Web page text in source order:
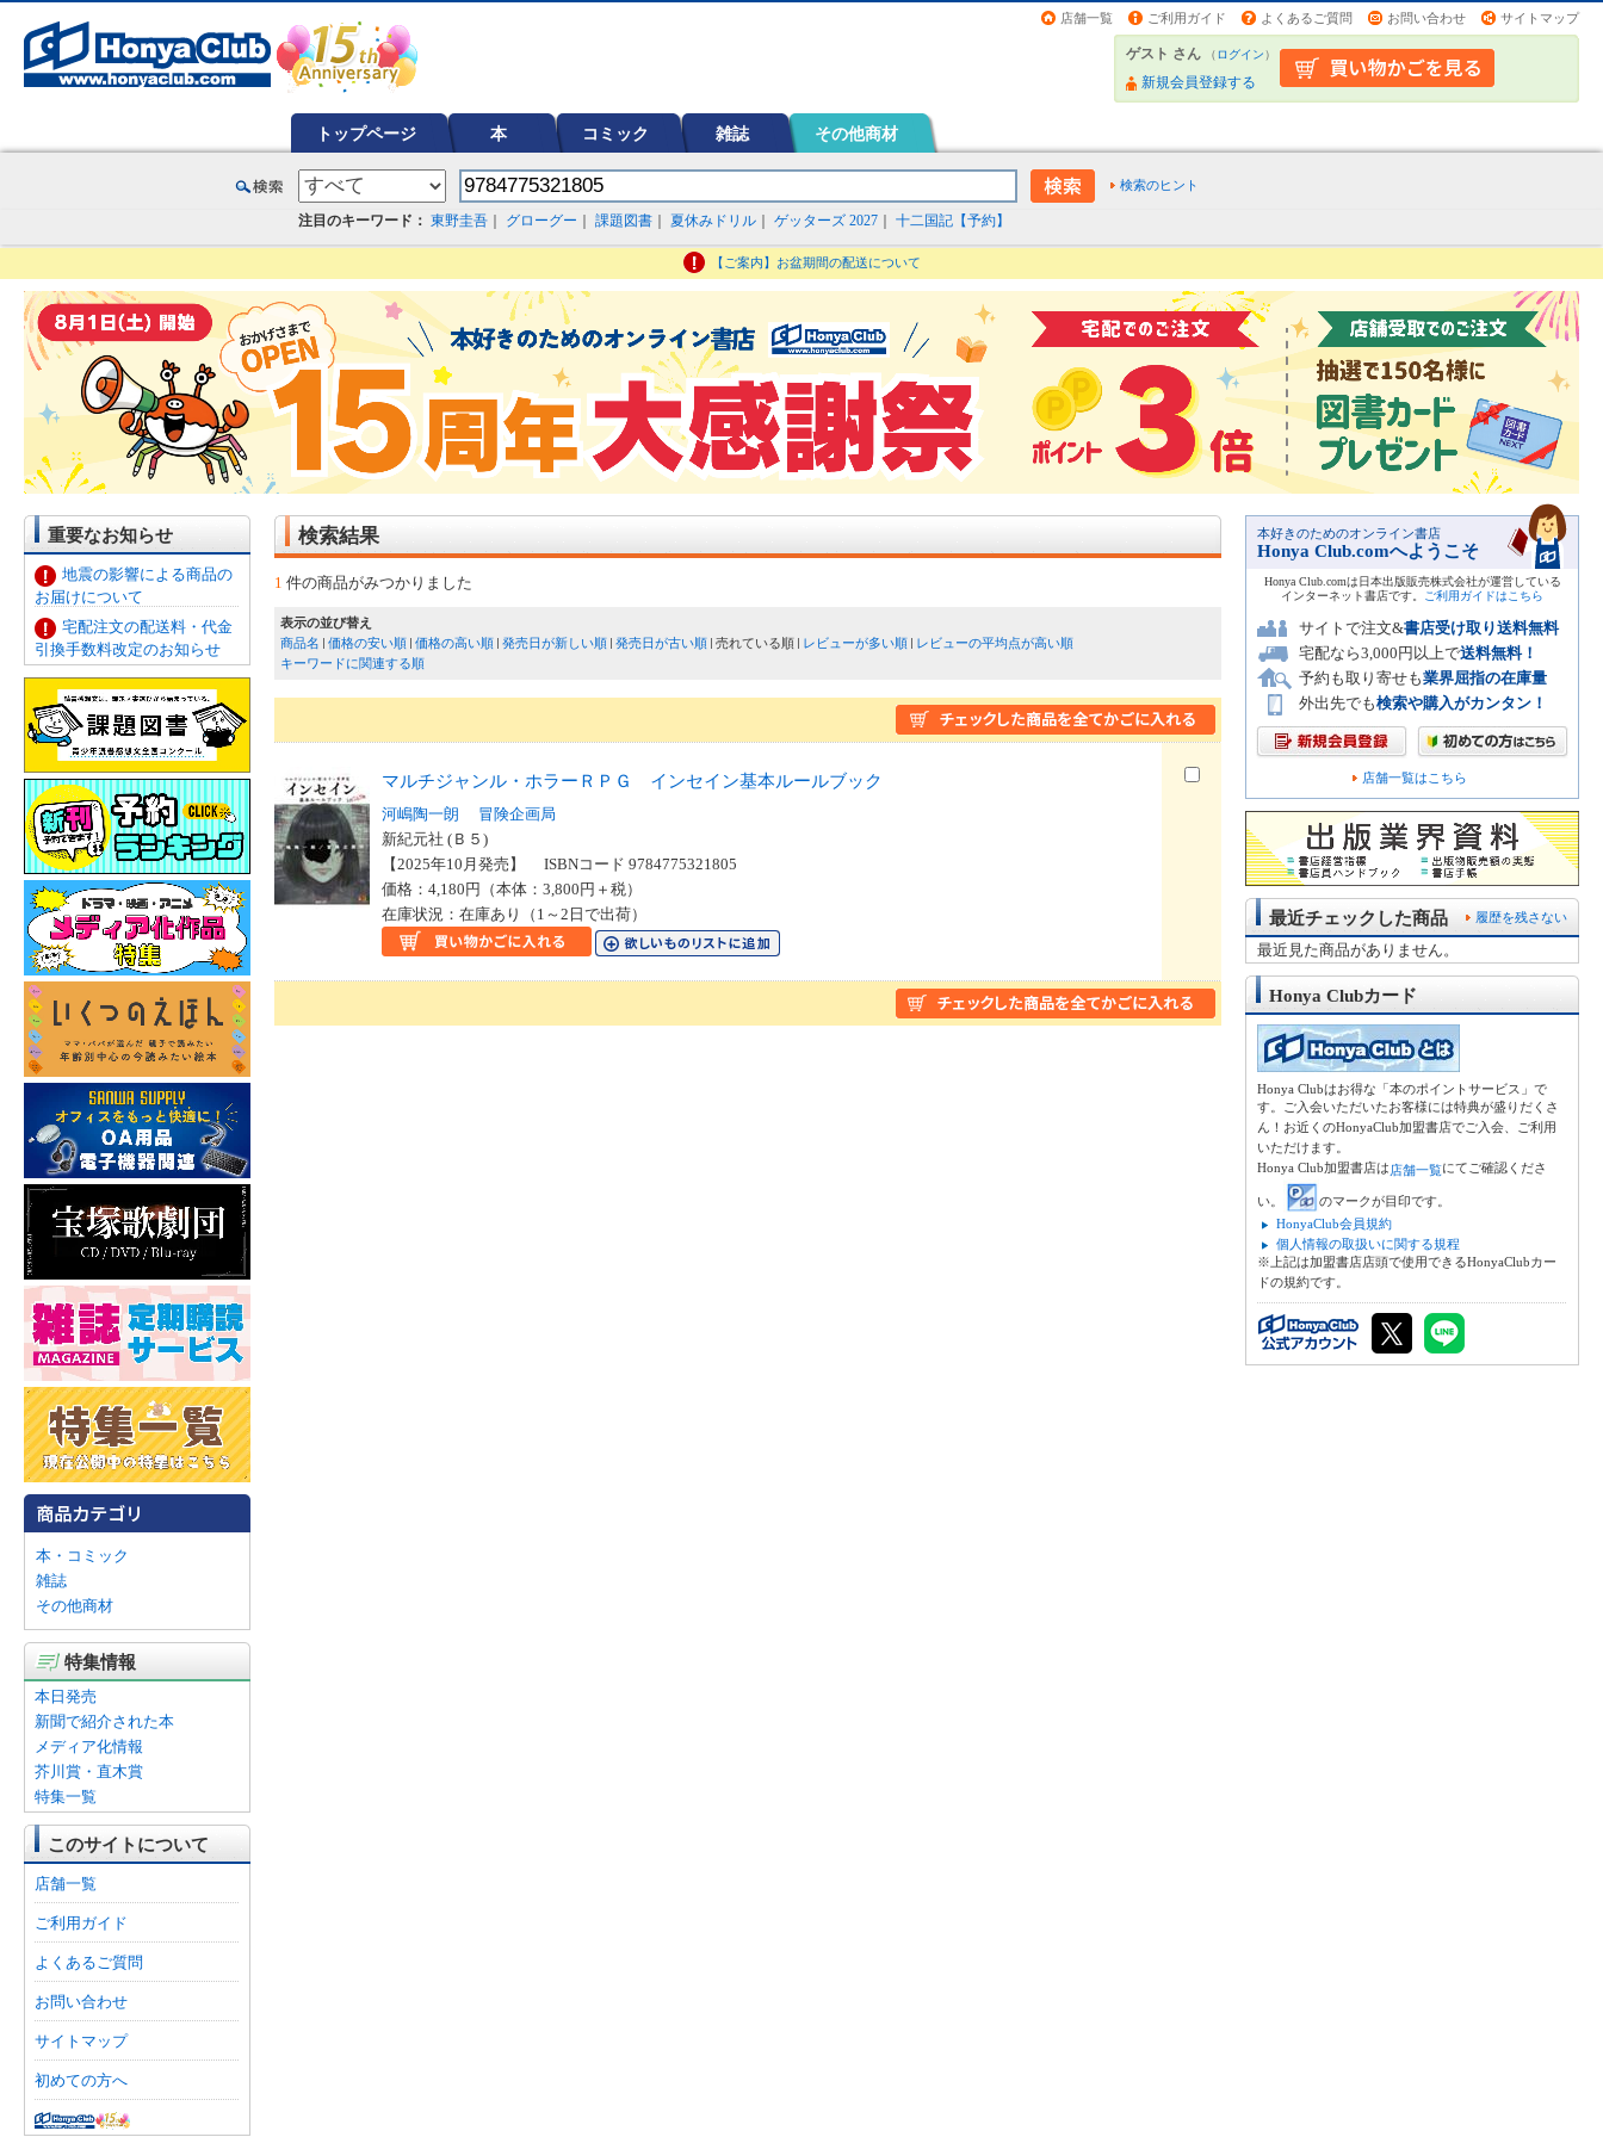
店舗一覧 ご利用ガイド よくあるご質問 お問い合わせ サイトマップ
ゲスト さん （ログイン）
新規会員登録する
トップページ 本 コミック 雑誌 その他商材
検索のヒント
注目のキーワード： 東野圭吾 グローグー 課題図書 夏休みドリル ゲッターズ 2027 十二国記【予約】
【ご案内】お盆期間の配送について
重要なお知らせ
地震の影響による商品の
お届けについて
宅配注文の配送料・代金
引換手数料改定のお知らせ
本・コミック
雑誌
その他商材
特集情報
本日発売
新聞で紹介された本
メディア化情報
芥川賞・直木賞
特集一覧
このサイトについて
店舗一覧
ご利用ガイド
よくあるご質問
お問い合わせ
サイトマップ
初めての方へ
検索結果
1 件の商品がみつかりました
表示の並び替え
商品名
価格の安い順 価格の高い順 発売日が新しい順 発売日が古い順 売れている順 レビューが多い順
レビューの平均点が高い順
キーワードに関連する順
マルチジャンル・ホラーＲＰＧ インセイン基本ルールブック
河嶋陶一朗
冒険企画局
新紀元社 (Ｂ５)
【2025年10月発売】 ISBNコード 9784775321805
価格：4,180円（本体：3,800円＋税）
在庫状況：在庫あり（1～2日で出荷）
本好きのためのオンライン書店
Honya Club.comへようこそ
Honya Club.comは日本出版販売株式会社が運営している
インターネット書店です。
ご利用ガイドはこちら
サイトで注文&書店受け取り送料無料
宅配なら3,000円以上で送料無料！
予約も取り寄せも業界屈指の在庫量
外出先でも検索や購入がカンタン！
店舗一覧はこちら
履歴を残さない
最近チェックした商品
最近見た商品がありません。
Honya Clubカード
Honya Clubはお得な「本のポイントサービス」で
す。ご入会いただいたお客様には特典が盛りだくさ
ん！お近くのHonyaClub加盟書店でご入会、ご利用
いただけます。
Honya Club加盟書店は店舗一覧にてご確認くださ
い。
のマークが目印です。
HonyaClub会員規約
個人情報の取扱いに関する規程
※上記は加盟書店店頭で使用できるHonyaClubカー
ドの規約です。